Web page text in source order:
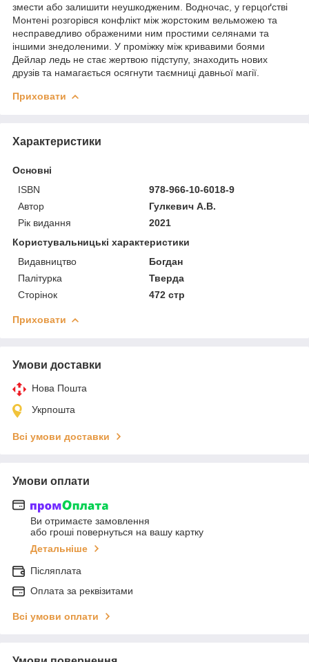
змести або залишити неушкодженим. Водночас, у герцоґстві
Монтені розгорівся конфлікт між жорстоким вельможею та
несправедливо ображеними ним простими селянами та
іншими знедоленими. У проміжку між кривавими боями
Дейлар ледь не стає жертвою підступу, знаходить нових
друзів та намагається осягнути таємниці давньої магії.
Приховати
Характеристики
Основні
ISBN
978-966-10-6018-9
Автор
Гулкевич А.В.
Рік видання
2021
Користувальницькі характеристики
Видавництво
Богдан
Палітурка
Тверда
Сторінок
472 стр
Приховати
Умови доставки
Нова Пошта
Укрпошта
Всі умови доставки
Умови оплати
Ви отримаєте замовлення
або гроші повернуться на вашу картку
Детальніше
Післяплата
Оплата за реквізитами
Всі умови оплати